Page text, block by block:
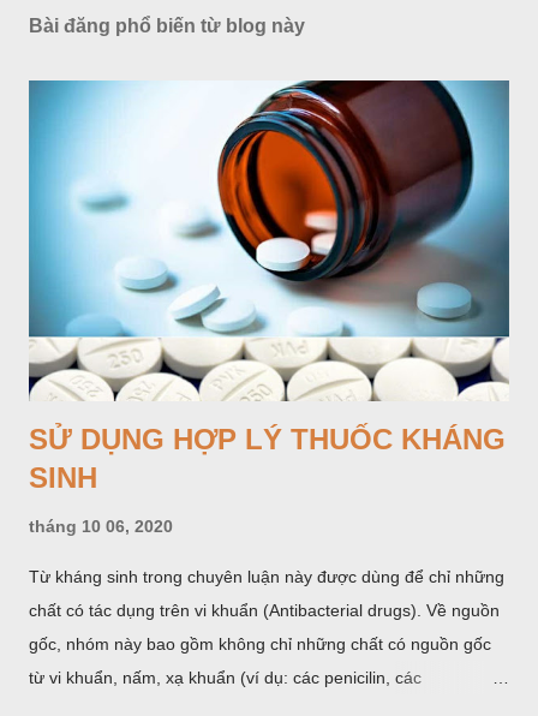
Bài đăng phổ biến từ blog này
SỬ DỤNG HỢP LÝ THUỐC KHÁNG
SINH
tháng 10 06, 2020
Từ kháng sinh trong chuyên luận này được dùng để chỉ những
chất có tác dụng trên vi khuẩn (Antibacterial drugs). Về nguồn
gốc, nhóm này bao gồm không chỉ những chất có nguồn gốc
từ vi khuẩn, nấm, xạ khuẩn (ví dụ: các penicilin, các